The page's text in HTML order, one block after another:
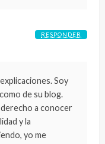
Soy
de su blog.
derecho a conocer
y la
yo me
RESPONDER